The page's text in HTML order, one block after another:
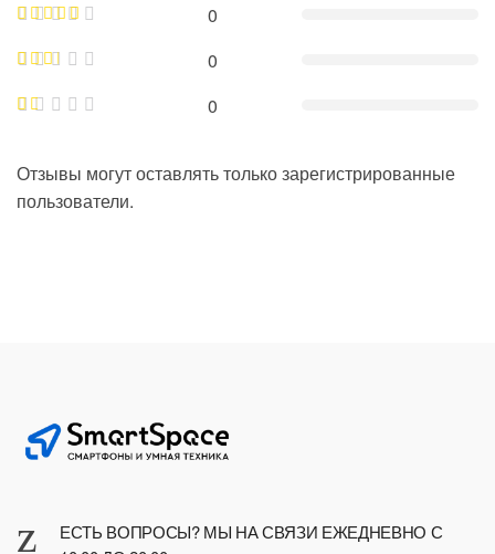
0
0
0
Отзывы могут оставлять только зарегистрированные
пользователи.
ЕСТЬ ВОПРОСЫ? МЫ НА СВЯЗИ ЕЖЕДНЕВНО С